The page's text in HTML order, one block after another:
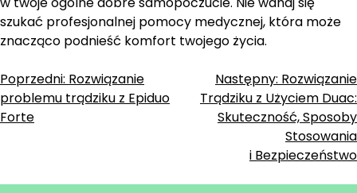
szukać profesjonalnej pomocy medycznej, która może
znacząco podnieść komfort twojego życia.
Zobacz
wpisy
Poprzedni: Rozwiązanie
problemu trądziku z Epiduo
Forte
Następny: Rozwiązanie
Trądziku z Użyciem Duac:
Skuteczność, Sposoby
Stosowania
i Bezpieczeństwo